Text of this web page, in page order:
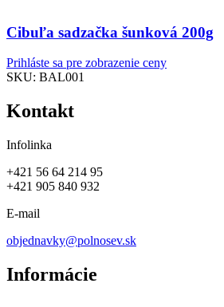
Cibuľa sadzačka šunková 200g
Prihláste sa pre zobrazenie ceny
SKU: BAL001
Kontakt
Infolinka
+421 56 64 214 95
+421 905 840 932
E-mail
objednavky@polnosev.sk
Informácie